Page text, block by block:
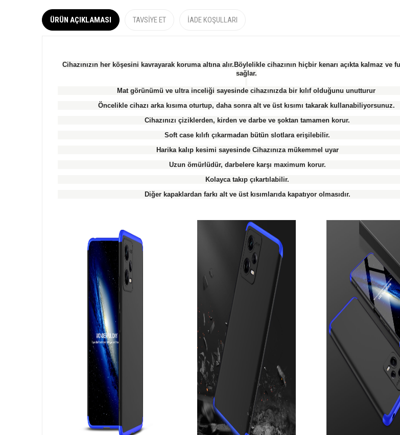
ÜRÜN AÇIKLAMASI TAVSIYE ET İADE KOŞULLARI
Cihazınızın her köşesini kavrayarak koruma altına alır.Böylelikle cihazının hiçbir kenarı açıkta kalmaz ve
sağlar.
Mat görünümü ve ultra inceliği sayesinde cihazınızda bir kılıf olduğunu unutturur
Öncelikle cihazı arka kısıma oturtup, daha sonra alt ve üst kısımı takarak kullanabiliyorsunuz.
Cihazınızı çiziklerden, kirden ve darbe ve şoktan tamamen korur.
Soft case kılıfı çıkarmadan bütün slotlara erişilebilir.
Harika kalıp kesimi sayesinde Cihazınıza mükemmel uyar
Uzun ömürlüdür, darbelere karşı maximum korur.
Kolayca takıp çıkartılabilir.
Diğer kapaklardan farkı alt ve üst kısımlarıda kapatıyor olmasıdır.